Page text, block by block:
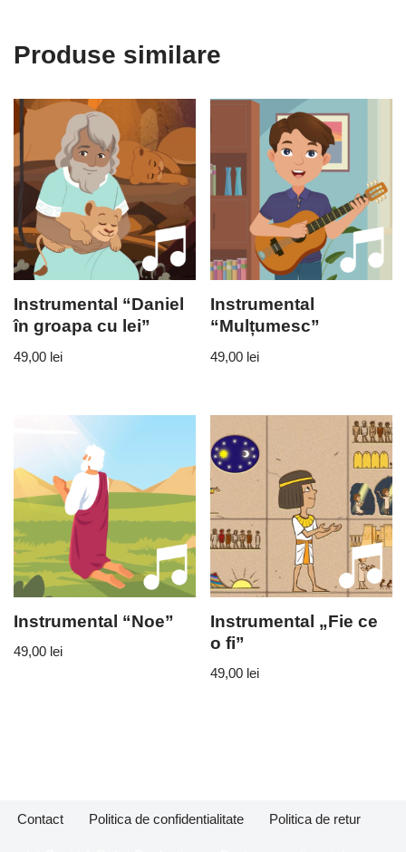
Produse similare
Instrumental “Daniel
în groapa cu lei”
49,00 lei
Instrumental
“Mulțumesc”
49,00 lei
Instrumental “Noe”
49,00 lei
Instrumental „Fie ce
o fi”
49,00 lei
Contact Politica de confidentialitate Politica de retur